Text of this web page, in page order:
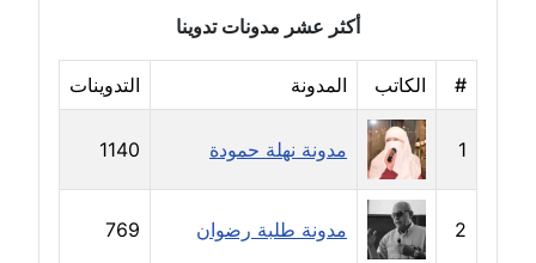
مدونة آية عبد العزيز
عاملة
مدونة ايهاب همام
عاملة
مدونة بيان هدية
أكثر عشر مدونات تدوينا
# الكاتب المدونة التدوينات
1 مدونة نهلة حمودة 1140
2 مدونة طلبة رضوان 769